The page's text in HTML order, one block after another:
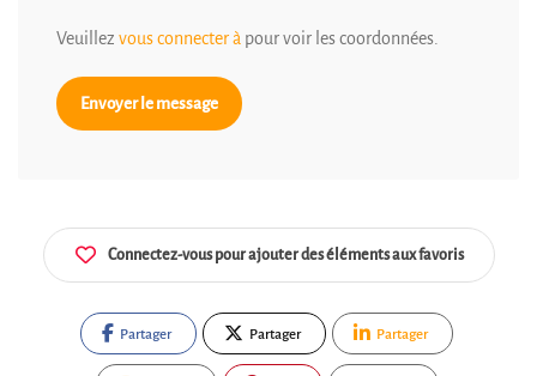
Veuillez vous connecter à pour voir les coordonnées.
Envoyer le message
Connectez-vous pour ajouter des éléments aux favoris
Partager Partager Partager